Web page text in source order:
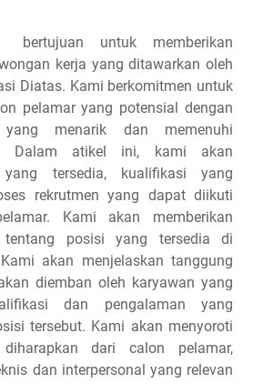
bertujuan untuk memberikan
kerja yang ditawarkan oleh
Diatas. Kami berkomitmen untuk
pelamar yang potensial dengan
yang menarik dan memenuhi
Dalam atikel ini, kami akan
tersedia, kualifikasi yang
rekrutmen yang dapat diikuti
Kami akan memberikan
tentang posisi yang tersedia di
akan menjelaskan tanggung
diemban oleh karyawan yang
dan pengalaman yang
tersebut. Kami akan menyoroti
dari calon pelamar,
dan interpersonal yang relevan